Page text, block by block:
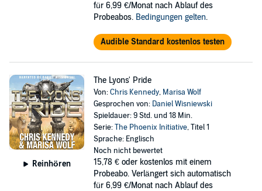
für 6,99 €/Monat nach Ablauf des
Probeabos. Bedingungen gelten.
Audible Standard kostenlos testen
Reinhören
The Lyons' Pride
Von:Chris Kennedy, Marisa Wolf
Gesprochen von: Daniel Wisniewski
Spieldauer: 9 Std. und 18 Min.
Serie:The Phoenix Initiative, Titel 1
Sprache: Englisch
Noch nicht bewertet
15,78 € oder kostenlos mit einem
Probeabo. Verlängert sich automatisch
für 6,99 €/Monat nach Ablauf des